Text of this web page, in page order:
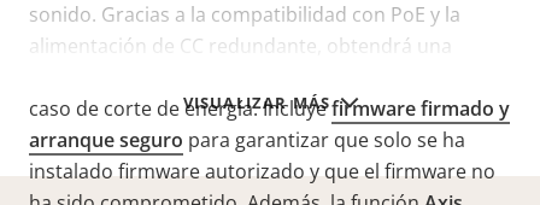
VISUALIZAR MÁS
sonido. Gracias a la compatibilidad con PoE y la
alimentación de CC redundante, obtendrá una
caso de corte de energía. Incluyefirmware firmado y
arranque seguro para garantizar que solo se ha
instalado firmware autorizado y que el firmware no